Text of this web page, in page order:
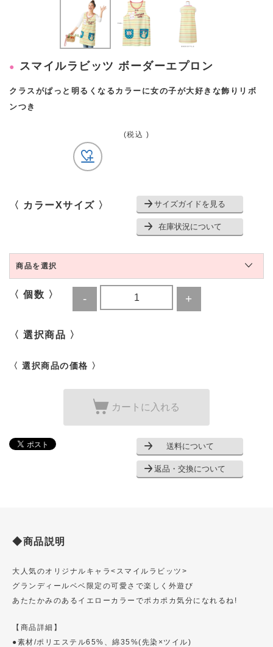
スマイルラビッツ ボーダーエプロン
クラスがぱっと明るくなるカラーに女の子が大好きな飾りリボ
ンつき
(税込 )
〈 カラーXサイズ 〉 サイズガイドを見る
在庫状況について
商品を選択
〈 個数 〉
〈 選択商品 〉
〈 選択商品の価格 〉
カートに入れる
送料について
返品・交換について
◆商品説明
大人気のオリジナルキャラ<スマイルラビッツ>
グランディールベベ限定の可愛さで楽しく外遊び
あたたかみのあるイエローカラーでポカポカ気分になれるね!
【商品詳細】
●素材/ポリエステル65%、綿35%(先染×ツイル)